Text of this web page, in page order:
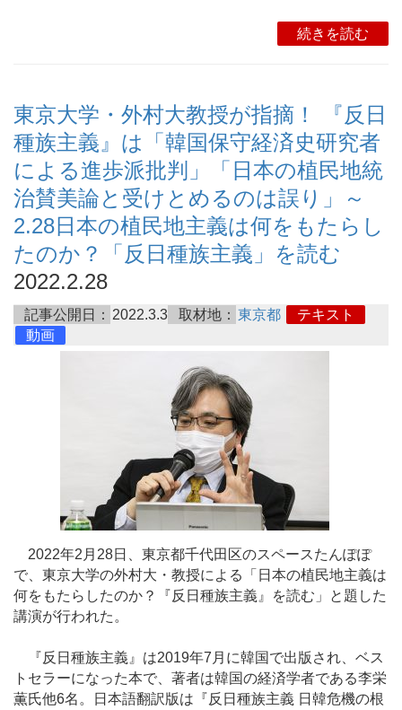
続きを読む
東京大学・外村大教授が指摘！ 『反日
種族主義』は「韓国保守経済史研究者
による進歩派批判」「日本の植民地統
治賛美論と受けとめるのは誤り」～
2.28日本の植民地主義は何をもたらし
たのか？「反日種族主義」を読む
2022.2.28
記事公開日： 2022.3.3 取材地： 東京都
テキスト
動画
2022年2月28日、東京都千代田区のスペースたんぽぽ
で、東京大学の外村大・教授による「日本の植民地主義は
何をもたらしたのか？『反日種族主義』を読む」と題した
講演が行われた。
『反日種族主義』は2019年7月に韓国で出版され、ベス
トセラーになった本で、著者は韓国の経済学者である李栄
薫氏他6名。日本語翻訳版は『反日種族主義 日韓危機の根